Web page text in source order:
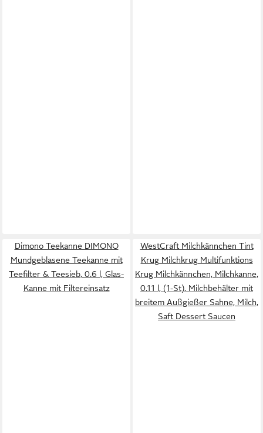
Dimono Teekanne DIMONO
Mundgeblasene Teekanne mit
Teefilter & Teesieb, 0.6 l, Glas-
Kanne mit Filtereinsatz
WestCraft Milchkännchen Tint
Krug Milchkrug Multifunktions
Krug Milchkännchen, Milchkanne,
0.11 l, (1-St), Milchbehälter mit
breitem Außgießer Sahne, Milch,
Saft Dessert Saucen